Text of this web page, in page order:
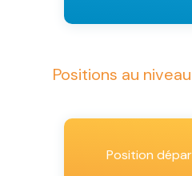
Positions au
Position